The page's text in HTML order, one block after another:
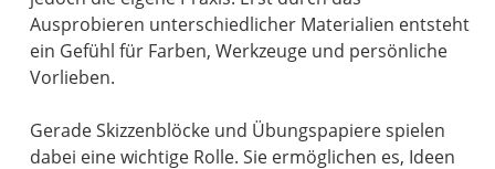
Ausprobieren unterschiedlicher Materialien entsteht
ein Gefühl für Farben, Werkzeuge und persönliche
Vorlieben.
Gerade Skizzenblöcke und Übungspapiere spielen
dabei eine wichtige Rolle. Sie ermöglichen es, Ideen